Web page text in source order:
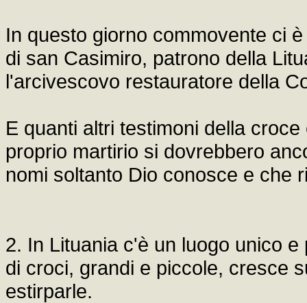
In questo giorno commovente ci
di san Casimiro, patrono della
l'arcivescovo restauratore della
E quanti altri testimoni della
proprio martirio si dovrebbero
nomi soltanto Dio conosce e che
2. In Lituania c'è un luogo unico
di croci, grandi e piccole, cresce
estirparle.